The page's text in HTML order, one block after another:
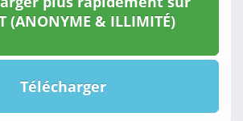
(ANONYME & ILLIMITÉ)
Télécharger